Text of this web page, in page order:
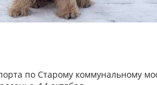
по Старому коммунальному